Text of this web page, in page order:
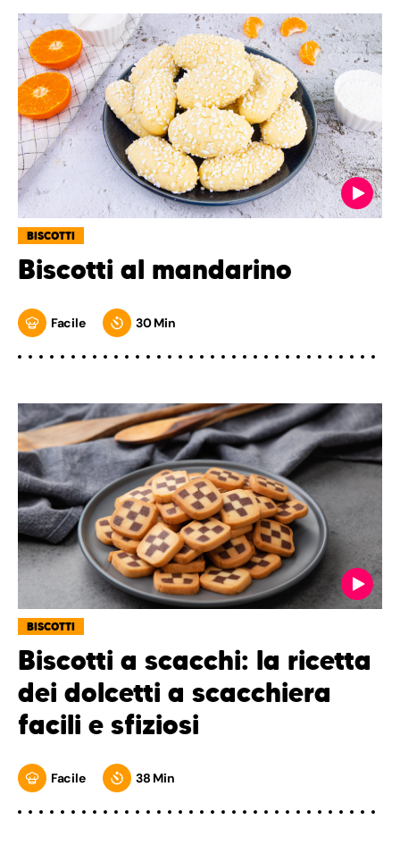
BISCOTTI
Biscotti al mandarino
Facile 30 Min
BISCOTTI
Biscotti a scacchi: la ricetta
dei dolcetti a scacchiera
facili e sfiziosi
Facile 38 Min